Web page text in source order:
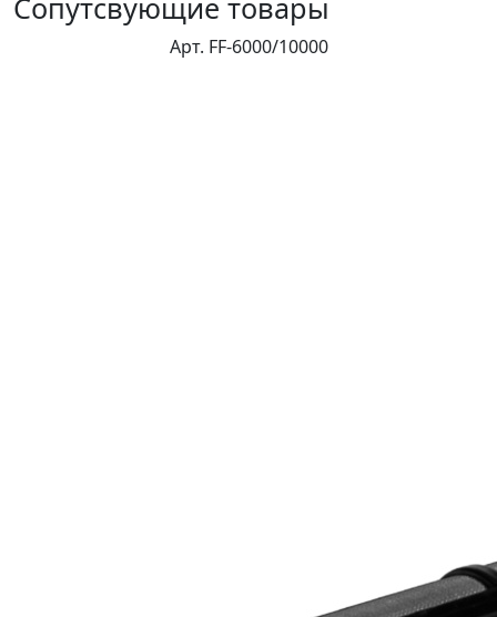
Сопутсвующие товары
Арт. FF-6000/10000